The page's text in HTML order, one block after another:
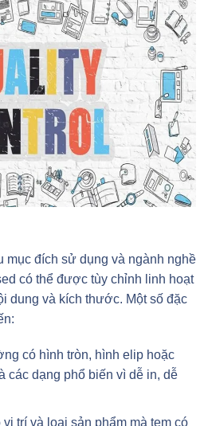
mục đích sử dụng và ngành nghề
có thể được tùy chỉnh linh hoạt
dung và kích thước. Một số đặc
có hình tròn, hình elip hoặc
các dạng phổ biến vì dễ in, dễ
vị trí và loại sản phẩm mà tem có